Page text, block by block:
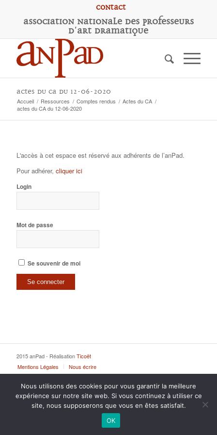
Contact
Association Nationale des Professeurs
d'Art Dramatique
actes du CA du 12-06-2020
Accueil / Ressources / Comptes rendus / Actes du CA /
actes du CA du 12-06-2020
L'accès à cet espace est réservé aux adhérents de l’anPad.
Pour adhérer, cliquer ici
Login
Mot de passe
Se souvenir de moi
2015 anPad - RéalisationTicoët
Mentions Légales
Nous écrire
Nous utilisons des cookies pour vous garantir la meilleure
expérience sur notre site web. Si vous continuez à utiliser ce
site, nous supposerons que vous en êtes satisfait.
OK